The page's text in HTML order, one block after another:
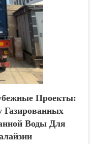
Проекты:
Газированных
Воды Для